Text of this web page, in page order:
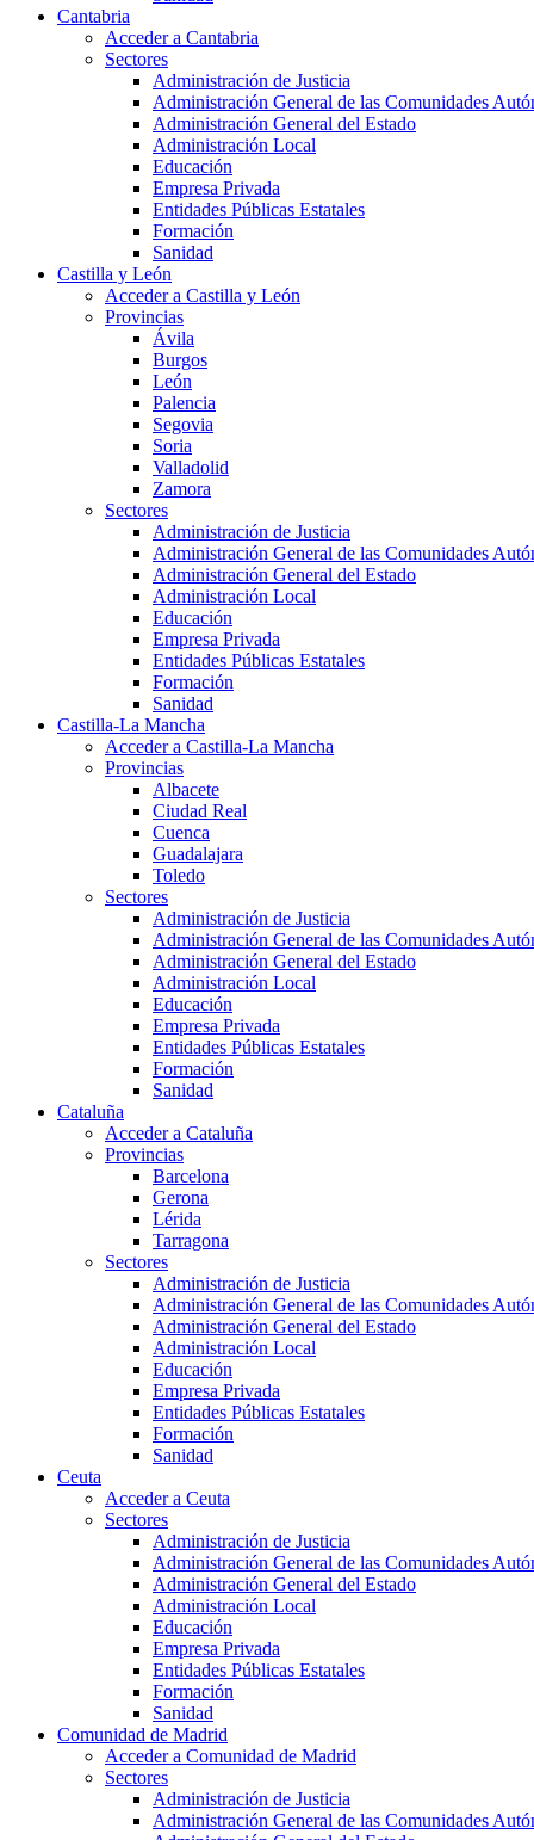
Cantabria
Acceder a Cantabria
Sectores
Administración de Justicia
Administración General de las Comunidades
Administración General del Estado
Administración Local
Educación
Empresa Privada
Entidades Públicas Estatales
Formación
Sanidad
Castilla y León
Acceder a Castilla y León
Provincias
Ávila
Burgos
León
Palencia
Segovia
Soria
Valladolid
Zamora
Sectores
Administración de Justicia
Administración General de las Comunidades
Administración General del Estado
Administración Local
Educación
Empresa Privada
Entidades Públicas Estatales
Formación
Sanidad
Castilla-La Mancha
Acceder a Castilla-La Mancha
Provincias
Albacete
Ciudad Real
Cuenca
Guadalajara
Toledo
Sectores
Administración de Justicia
Administración General de las Comunidades
Administración General del Estado
Administración Local
Educación
Empresa Privada
Entidades Públicas Estatales
Formación
Sanidad
Cataluña
Acceder a Cataluña
Provincias
Barcelona
Gerona
Lérida
Tarragona
Sectores
Administración de Justicia
Administración General de las Comunidades
Administración General del Estado
Administración Local
Educación
Empresa Privada
Entidades Públicas Estatales
Formación
Sanidad
Ceuta
Acceder a Ceuta
Sectores
Administración de Justicia
Administración General de las Comunidades
Administración General del Estado
Administración Local
Educación
Empresa Privada
Entidades Públicas Estatales
Formación
Sanidad
Comunidad de Madrid
Acceder a Comunidad de Madrid
Sectores
Administración de Justicia
Administración General de las Comunidades